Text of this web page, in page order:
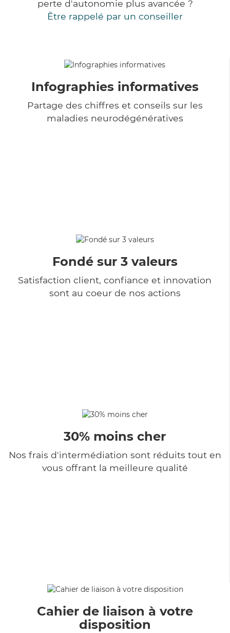
perte d'autonomie plus avancée ?
Être rappelé par un conseiller
Infographies informatives
Partage des chiffres et conseils sur les
maladies neurodégénératives
Fondé sur 3 valeurs
Satisfaction client, confiance et innovation
sont au coeur de nos actions
30% moins cher
Nos frais d'intermédiation sont réduits tout en
vous offrant la meilleure qualité
Cahier de liaison à votre
disposition